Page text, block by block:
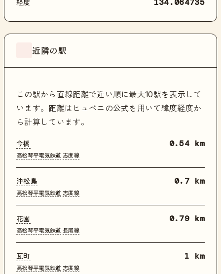
134.064735
近隣の駅
この駅から直線距離で近い順に最大10駅を表示して
います。距離はヒュベニの公式を用いて緯度経度か
ら計算しています。
今橋
高松琴平電気鉄道 志度線
0.54 km
沖松島
高松琴平電気鉄道 志度線
0.7 km
花園
高松琴平電気鉄道 長尾線
0.79 km
瓦町
高松琴平電気鉄道 志度線
1 km